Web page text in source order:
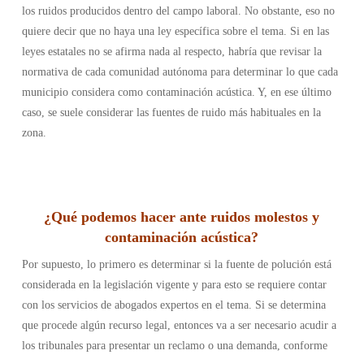
los ruidos producidos dentro del campo laboral. No obstante, eso no
quiere decir que no haya una ley específica sobre el tema. Si en las
leyes estatales no se afirma nada al respecto, habría que revisar la
normativa de cada comunidad autónoma para determinar lo que cada
municipio considera como contaminación acústica. Y, en ese último
caso, se suele considerar las fuentes de ruido más habituales en la
zona.
¿Qué podemos hacer ante ruidos molestos y
contaminación acústica?
Por supuesto, lo primero es determinar si la fuente de polución está
considerada en la legislación vigente y para esto se requiere contar
con los servicios de abogados expertos en el tema. Si se determina
que procede algún recurso legal, entonces va a ser necesario acudir a
los tribunales para presentar un reclamo o una demanda, conforme